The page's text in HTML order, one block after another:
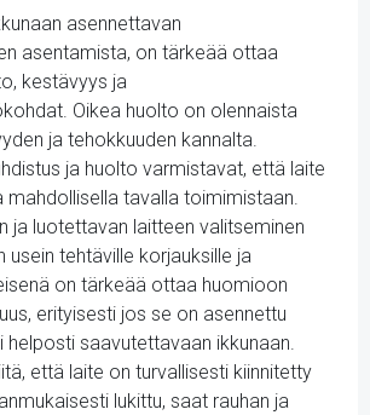
asennettavan
asentamista, on tärkeää ottaa
kestävyys ja
Oikea huolto on olennaista
ja tehokkuuden kannalta.
ja huolto varmistavat, että laite
mahdollisella tavalla toimimistaan.
ja luotettavan laitteen valitseminen
usein tehtäville korjauksille ja
on tärkeää ottaa huomioon
erityisesti jos se on asennettu
helposti saavutettavaan ikkunaan.
että laite on turvallisesti kiinnitetty
lukittu, saat rauhan ja